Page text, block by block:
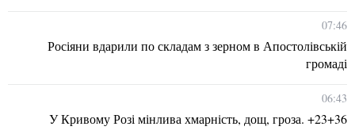
07:46
Росіяни вдарили по складам з зерном в Апостолівській
громаді
06:43
У Кривому Розі мінлива хмарність, дощ, гроза. +23+36